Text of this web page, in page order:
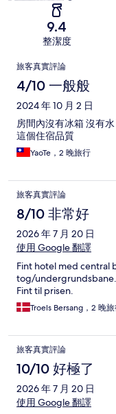
9.4
整潔度
評
論
旅客真實評論
4/10 一般般
2024 年 10 月 2 日
房間內沒有冰箱 沒有
這個住宿品質
YaoTe，2 晚旅行
旅客真實評論
8/10 非常好
2026 年 7 月 20 日
使用 Google 翻譯
Fint hotel med central
tog/
Fint til prisen.
Troels Bersang，2 晚
旅客真實評論
10/10 好極了
2026 年 7 月 20 日
使用 Google 翻譯